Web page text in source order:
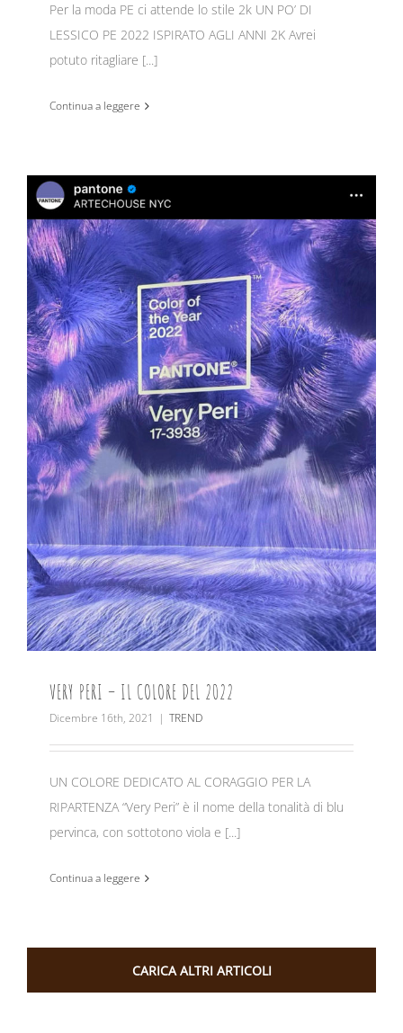
Per la moda PE ci attende lo stile 2k UN PO’ DI
LESSICO PE 2022 ISPIRATO AGLI ANNI 2K Avrei
potuto ritagliare [...]
Continua a leggere
VERY PERI – IL COLORE DEL 2022
Dicembre 16th, 2021 | TREND
UN COLORE DEDICATO AL CORAGGIO PER LA
RIPARTENZA “Very Peri” è il nome della tonalità di blu
pervinca, con sottotono viola e [...]
Continua a leggere
CARICA ALTRI ARTICOLI